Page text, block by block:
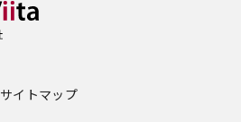
サイトマップ